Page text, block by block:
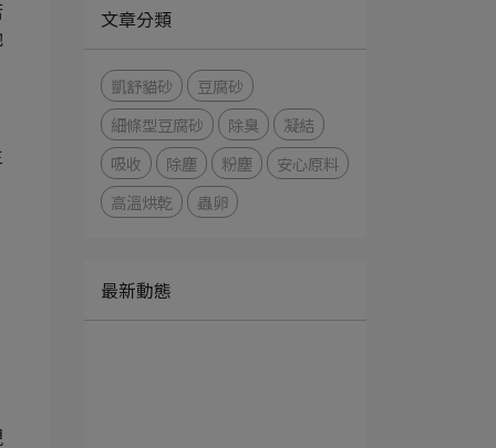
文章分類
凱舒貓砂
豆腐砂
細條型豆腐砂
除臭
凝結
吸收
除塵 粉塵
安心原料
高溫烘乾
蟲卵
最新動態